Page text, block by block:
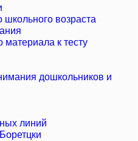
возраста
к тесту
дошкольников и
линий